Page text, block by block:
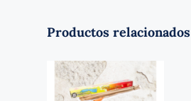
Productos relacionados